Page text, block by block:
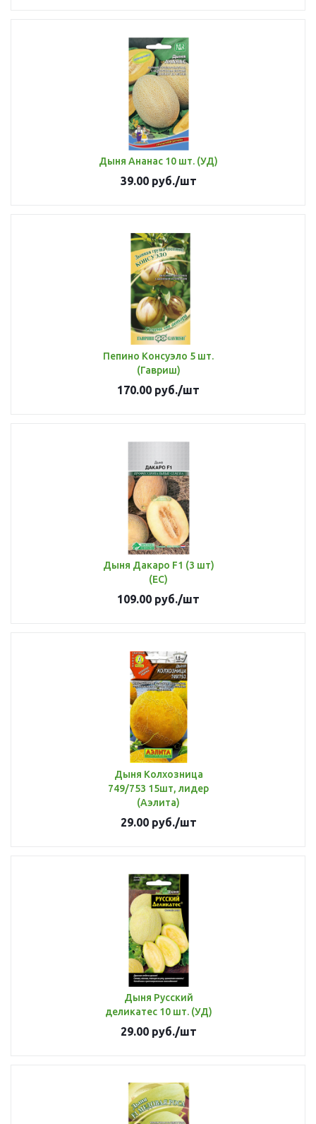
Дыня Ананас 10 шт. (УД)
39.00руб./шт
Пепино Консуэло 5 шт.
(Гавриш)
170.00 руб./шт
Дыня Дакаро F1 (3 шт)
(ЕС)
109.00 руб./шт
Дыня Колхозница
749/753 15шт, лидер
(Аэлита)
29.00руб./шт
Дыня Русский
деликатес 10 шт. (УД)
29.00руб./шт